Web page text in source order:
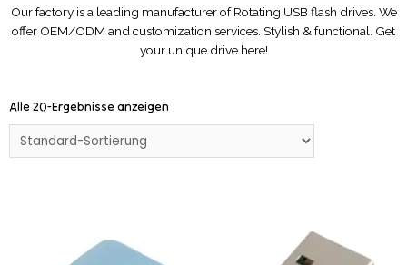
Our factory is a leading manufacturer of Rotating USB flash drives. We
offer OEM/ODM and customization services. Stylish & functional. Get
your unique drive here!
Alle 20-Ergebnisse anzeigen